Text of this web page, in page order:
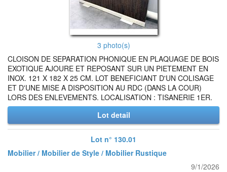
3 photo(s)
CLOISON DE SEPARATION PHONIQUE EN PLAQUAGE DE BOIS
EXOTIQUE AJOURE ET REPOSANT SUR UN PIETEMENT EN
INOX. 121 X 182 X 25 CM. LOT BENEFICIANT D'UN COLISAGE
ET D'UNE MISE A DISPOSITION AU RDC (DANS LA COUR)
LORS DES ENLEVEMENTS. LOCALISATION : TISANERIE 1ER.
Lot detail
Lot n° 130.01
Mobilier / Mobilier de Style / Mobilier Rustique
9/1/2026